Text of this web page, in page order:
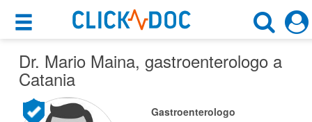
×
Motore di ricerca
×
Gastroenterologo
Cosa possiamo offrirti
Per i pazienti
Dr. Mario Maina, gastroenterologo a
Catania
Gastroenterologo